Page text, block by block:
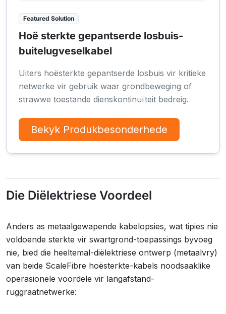
Featured Solution
Hoë sterkte gepantserde losbuis-
buitelugveselkabel
Uiters hoësterkte gepantserde losbuis vir kritieke
netwerke vir gebruik waar grondbeweging of
strawwe toestande dienskontinuïteit bedreig.
Bekyk Produkbesonderhede
Die Diëlektriese Voordeel
Anders as metaalgewapende kabelopsies, wat tipies nie
voldoende sterkte vir swartgrond-toepassings byvoeg
nie, bied die heeltemal-diëlektriese ontwerp (metaalvry)
van beide ScaleFibre hoësterkte-kabels noodsaaklike
operasionele voordele vir langafstand-
ruggraatnetwerke: